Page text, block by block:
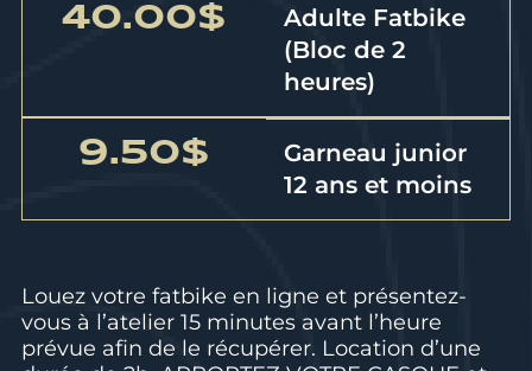
40.00$
Adulte Fatbike
(Bloc de 2
heures)
9.50$
Garneau junior
12 ans et moins
Louez votre fatbike en ligne et présentez-
vous à l’atelier 15 minutes avant l’heure
prévue afin de le récupérer. Location d’une